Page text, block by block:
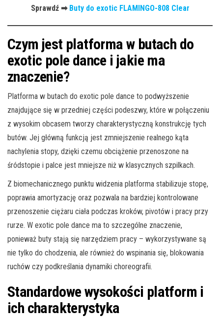
Sprawdź ➡ Buty do exotic FLAMINGO-808 Clear
Czym jest platforma w butach do
exotic pole dance i jakie ma
znaczenie?
Platforma w butach do exotic pole dance to podwyższenie
znajdujące się w przedniej części podeszwy, które w połączeniu
z wysokim obcasem tworzy charakterystyczną konstrukcję tych
butów. Jej główną funkcją jest zmniejszenie realnego kąta
nachylenia stopy, dzięki czemu obciążenie przenoszone na
śródstopie i palce jest mniejsze niż w klasycznych szpilkach.
Z biomechanicznego punktu widzenia platforma stabilizuje stopę,
poprawia amortyzację oraz pozwala na bardziej kontrolowane
przenoszenie ciężaru ciała podczas kroków, pivotów i pracy przy
rurze. W exotic pole dance ma to szczególne znaczenie,
ponieważ buty stają się narzędziem pracy – wykorzystywane są
nie tylko do chodzenia, ale również do wspinania się, blokowania
ruchów czy podkreślania dynamiki choreografii.
Standardowe wysokości platform i
ich charakterystyka